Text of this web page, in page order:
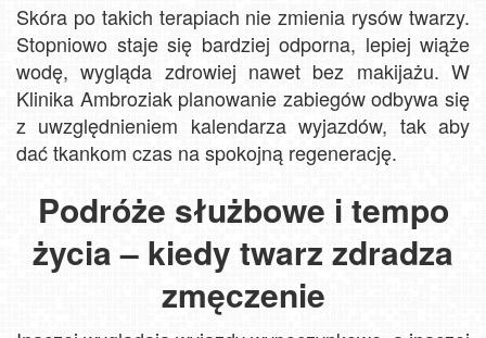
Skóra po takich terapiach nie zmienia rysów twarzy.
Stopniowo staje się bardziej odporna, lepiej wiąże
wodę, wygląda zdrowiej nawet bez makijażu. W
Klinika Ambroziak planowanie zabiegów odbywa się
z uwzględnieniem kalendarza wyjazdów, tak aby
dać tkankom czas na spokojną regenerację.
Podróże służbowe i tempo
życia – kiedy twarz zdradza
zmęczenie